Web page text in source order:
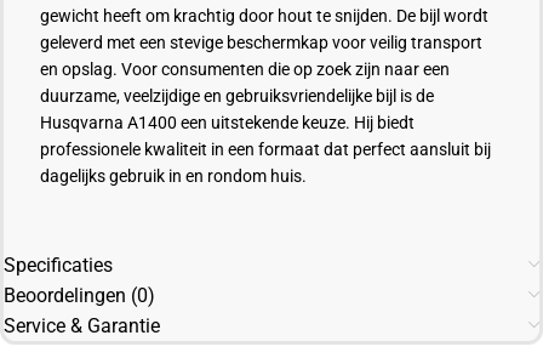
gewicht heeft om krachtig door hout te snijden. De bijl wordt
geleverd met een stevige beschermkap voor veilig transport
en opslag. Voor consumenten die op zoek zijn naar een
duurzame, veelzijdige en gebruiksvriendelijke bijl is de
Husqvarna A1400 een uitstekende keuze. Hij biedt
professionele kwaliteit in een formaat dat perfect aansluit bij
dagelijks gebruik in en rondom huis.
Specificaties
Beoordelingen (0)
Service & Garantie